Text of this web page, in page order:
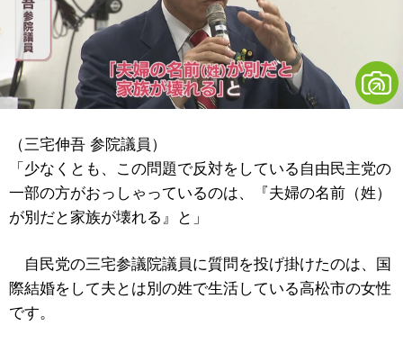
（三宅伸吾 参院議員）
「少なくとも、この問題で反対をしている自由民主党の
一部の方がおっしゃっているのは、『夫婦の名前（姓）
が別だと家族が壊れる』と」
自民党の三宅参議院議員に質問を投げ掛けたのは、国
際結婚をして夫とは別の姓で生活している高松市の女性
です。